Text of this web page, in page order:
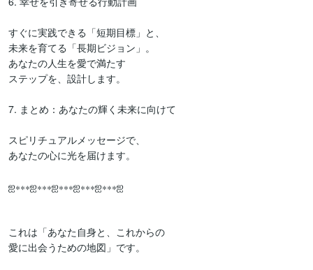
すぐに実践できる「短期目標」と、
未来を育てる「長期ビジョン」。
あなたの人生を愛で満たす
ステップを、設計します。
7. まとめ：あなたの輝く未来に向けて
スピリチュアルメッセージで、
あなたの心に光を届けます。
ஐ⁎⁎⁎ஐ⁎⁎⁎ஐ⁎⁎⁎ஐ⁎⁎⁎ஐ⁎⁎⁎ஐ
これは「あなた自身と、これからの
愛に出会うための地図」です。